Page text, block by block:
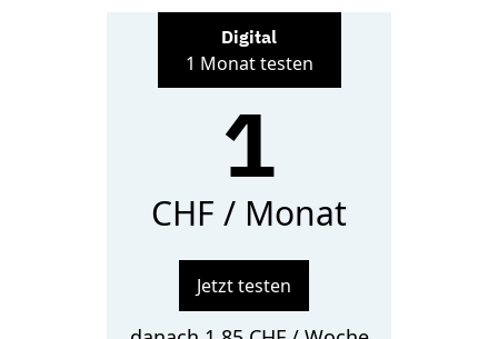
Digital
1 Monat testen
1
CHF / Monat
Jetzt testen